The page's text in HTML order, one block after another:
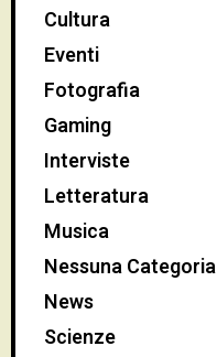
Cultura
Eventi
Fotografia
Gaming
Interviste
Letteratura
Musica
Nessuna Categoria
News
Scienze